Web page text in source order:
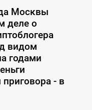
Москвы
деле о
видом
годами
- в